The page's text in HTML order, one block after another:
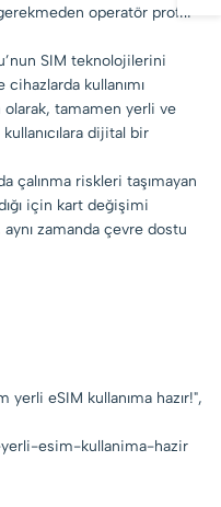
operatör profili
SIM teknolojilerini
kullanımı
olarak, tamamen yerli ve
dijital bir
çalınma riskleri taşımayan
için kart değişimi
zamanda çevre dostu
eSIM kullanıma hazır!",
esim-kullanima-hazir